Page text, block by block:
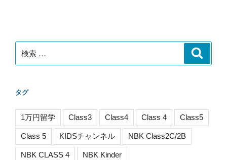
ン
索:
タグ
1万円留学 Class3 Class4 Class 4 Class5
Class 5 KIDSチャンネル NBK Class2C/2B
NBK CLASS 4 NBK Kinder